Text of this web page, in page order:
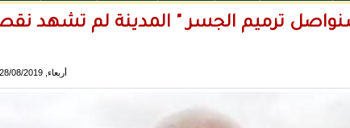
ترميم الجسر " المدينة لم تشهد
أربعاء, 28/08/2019 - 13:23